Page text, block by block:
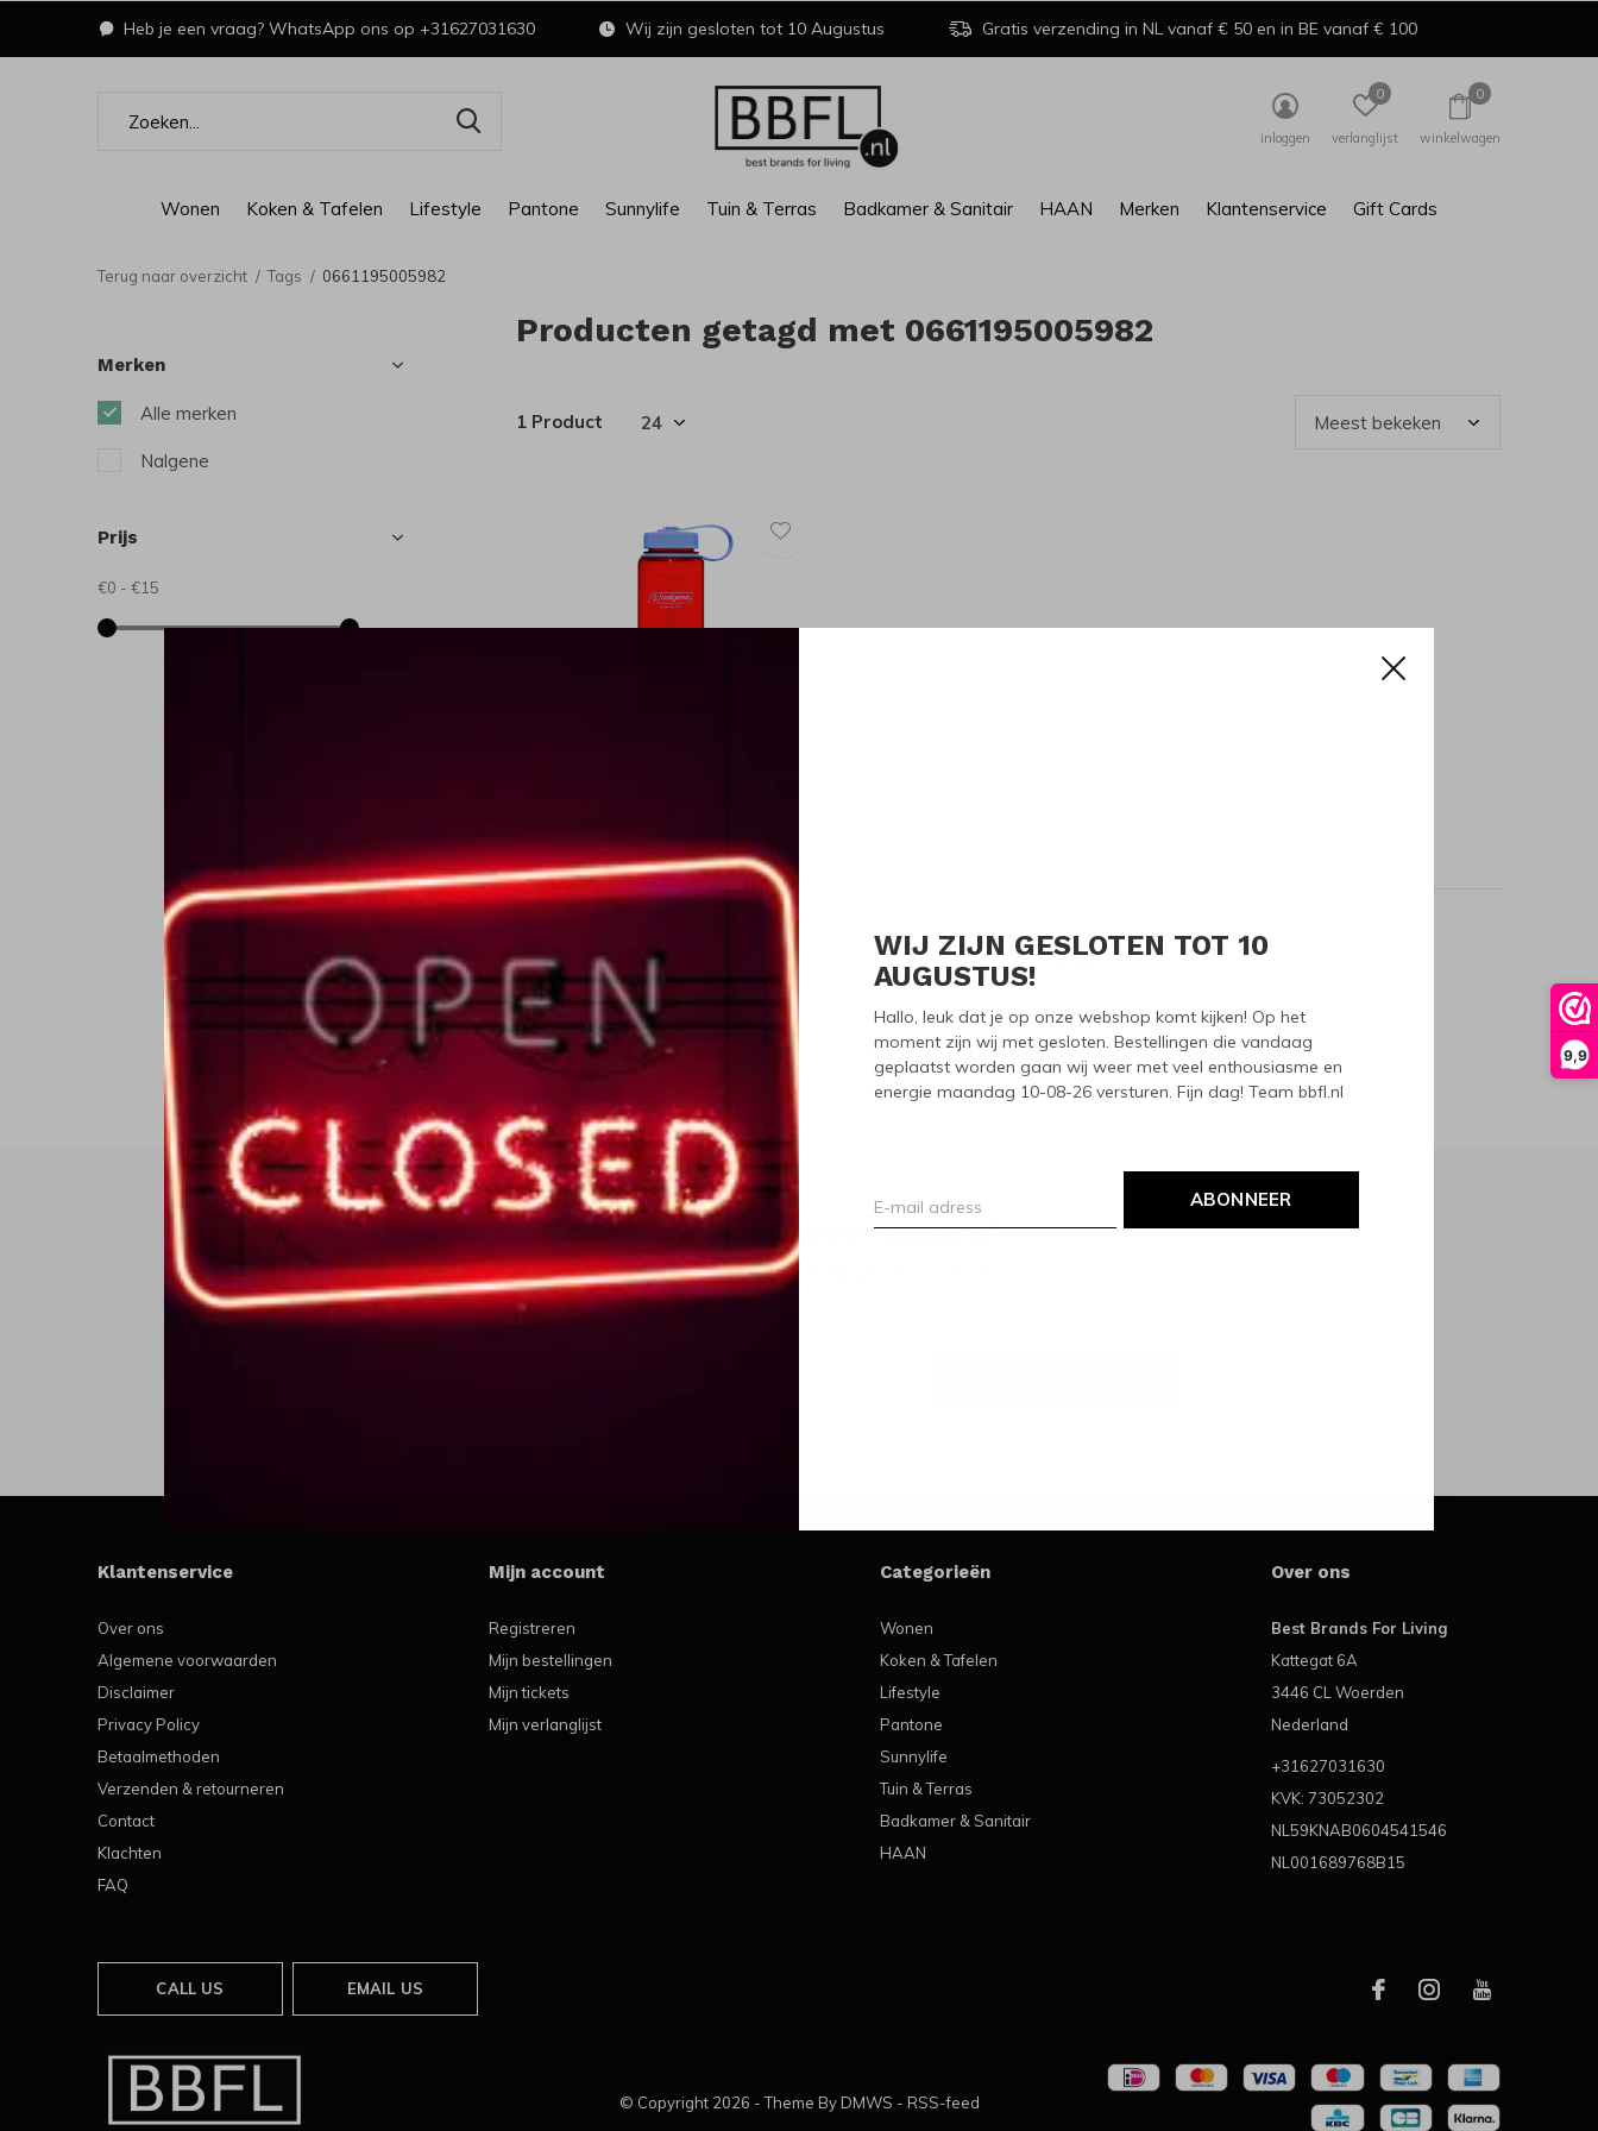
9,9
WIJ ZIJN GESLOTEN TOT 10
AUGUSTUS!
Hallo, leuk dat je op onze webshop komt kijken! Op het
moment zijn wij met gesloten. Bestellingen die vandaag
geplaatst worden gaan wij weer met veel enthousiasme en
energie maandag 10-08-26 versturen. Fijn dag! Team bbfl.nl
ABONNEER
Wonen Koken & Tafelen Lifestyle Pantone Sunnylife Tuin & Terras Badkamer & Sanitair HAAN Merken Klantenservice Gift Cards
inloggen verlanglijst
0
winkelwagen
0
Heb je een vraag? WhatsApp ons op +31627031630 Wij zijn gesloten tot 10 Augustus Gratis verzending in NL vanaf € 50 en in BE vanaf € 100
Terug naar overzicht Tags 0661195005982
Producten getagd met 0661195005982
1 Product
Seen 1 of the 1 products
Merken
Alle merken
Nalgene
Prijs
€0 - €15
Meld je aan voor onze nieuwsbrief
Ontvang de nieuwste aanbiedingen en promoties
Klantenservice
Over ons
Algemene voorwaarden
Disclaimer
Privacy Policy
Betaalmethoden
Verzenden & retourneren
Contact
Klachten
FAQ
Mijn account
Registreren
Mijn bestellingen
Mijn tickets
Mijn verlanglijst
Categorieën
Wonen
Koken & Tafelen
Lifestyle
Pantone
Sunnylife
Tuin & Terras
Badkamer & Sanitair
HAAN
Over ons
Best Brands For Living
Kattegat 6A
3446 CL Woerden
Nederland
+31627031630
KVK: 73052302
NL59KNAB0604541546
NL001689768B15
CALL US EMAIL US
© Copyright 2026 - Theme By DMWS - RSS-feed